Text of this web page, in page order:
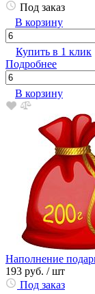
Под заказ
В корзину
Купить в 1 клик
Подробнее
В корзину
Наполнение
193 руб. / шт
Под заказ